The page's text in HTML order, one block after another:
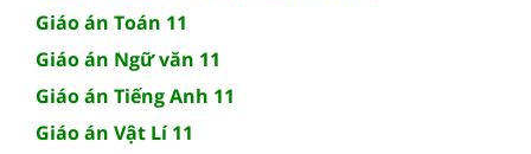
Giáo án Toán 11
Giáo án Ngữ văn 11
Giáo án Tiếng Anh 11
Giáo án Vật Lí 11